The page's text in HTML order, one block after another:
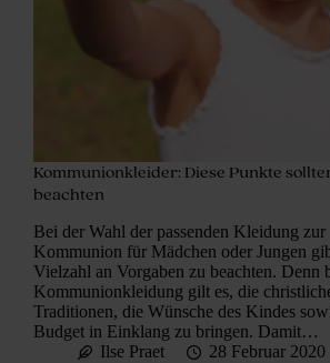
Kommunionkleider: Diese Punkte
beachten
Bei der Wahl der passenden Kleidung zur
Kommunion für Mädchen oder Jungen
Vielzahl an Vorgaben zu beachten. Denn
Kommunionkleidung gilt es, die
Traditionen, die Wünsche des Kindes
Budget in Einklang zu bringen. Damit…
Ilse Praet
28 Februar 2020